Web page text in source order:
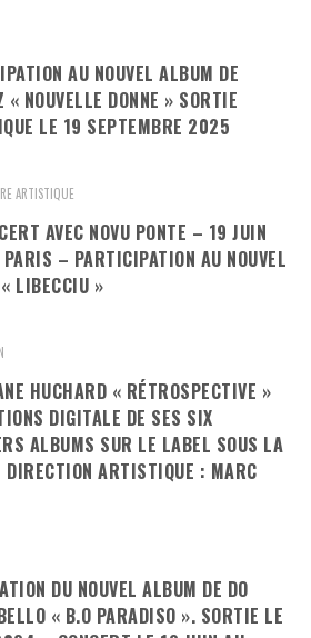
AU NOUVEL ALBUM DE
« NOUVELLE DONNE » SORTIE
LE 19 SEPTEMBRE 2025
ARTISTIQUE
AVEC NOVU PONTE – 19 JUIN
– PARTICIPATION AU NOUVEL
LIBECCIU »
HUCHARD « RÉTROSPECTIVE »
DIGITALE DE SES SIX
ALBUMS SUR LE LABEL SOUS LA
ARTISTIQUE : MARC
DU NOUVEL ALBUM DE DO
« B.O PARADISO ». SORTIE LE